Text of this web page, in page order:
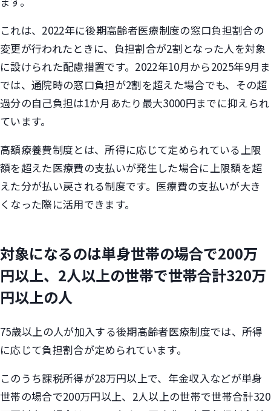
これは、2022年に後期高齢者医療制度の窓口負担割合の
変更が行われたときに、負担割合が2割となった人を対象
に設けられた配慮措置です。2022年10月から2025年9月ま
では、通院時の窓口負担が2割を超えた場合でも、その超
過分の自己負担は1か月あたり最大3000円までに抑えられ
ています。
高額療養費制度とは、所得に応じて定められている上限
額を超えた医療費の支払いが発生した場合に上限額を超
えた分が払い戻される制度です。医療費の支払いが大き
くなった際に活用できます。
対象になるのは単身世帯の場合で200万
円以上、2人以上の世帯で世帯合計320万
円以上の人
75歳以上の人が加入する後期高齢者医療制度では、所得
に応じて負担割合が定められています。
このうち課税所得が28万円以上で、年金収入などが単身
世帯の場合で200万円以上、2人以上の世帯で世帯合計320